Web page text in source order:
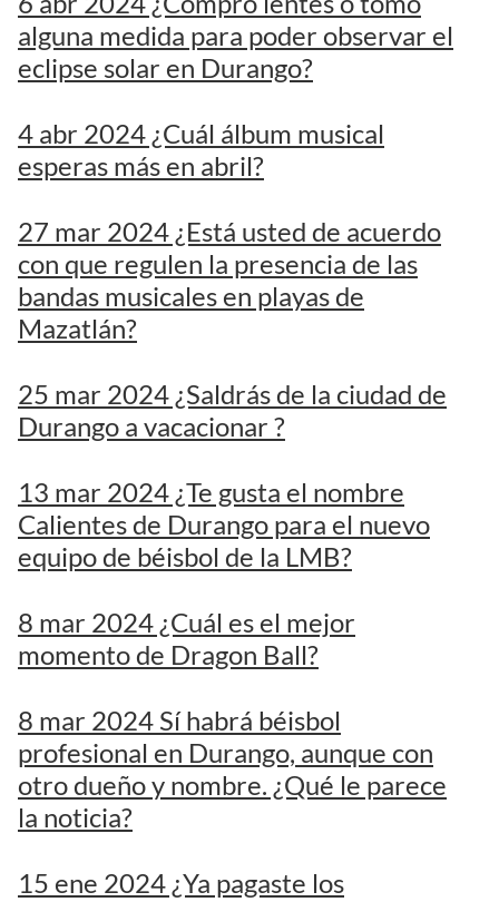
alguna medida para poder observar el
eclipse solar en Durango?
4 abr 2024 ¿Cuál álbum musical
esperas más en abril?
27 mar 2024 ¿Está usted de acuerdo
con que regulen la presencia de las
bandas musicales en playas de
Mazatlán?
25 mar 2024 ¿Saldrás de la ciudad de
Durango a vacacionar ?
13 mar 2024 ¿Te gusta el nombre
Calientes de Durango para el nuevo
equipo de béisbol de la LMB?
8 mar 2024 ¿Cuál es el mejor
momento de Dragon Ball?
8 mar 2024 Sí habrá béisbol
profesional en Durango, aunque con
otro dueño y nombre. ¿Qué le parece
la noticia?
15 ene 2024 ¿Ya pagaste los